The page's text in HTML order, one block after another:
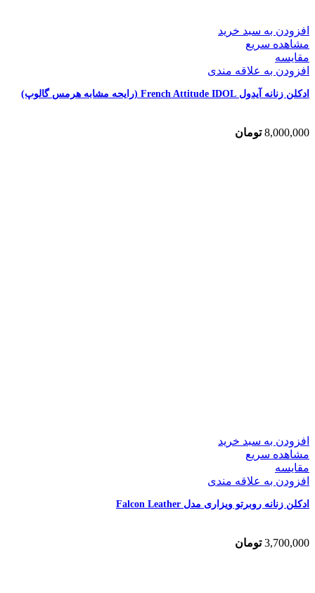
افزودن به سبد خرید
مشاهده سریع
مقایسه
افزودن به علاقه مندی
ادکلن زنانه آیدول French Attitude IDOL (رایحه مشابه هرمس گالوپ)
8,000,000 تومان
افزودن به سبد خرید
مشاهده سریع
مقایسه
افزودن به علاقه مندی
ادکلن زنانه روبرتو ویزاری مدل Falcon Leather
3,700,000 تومان